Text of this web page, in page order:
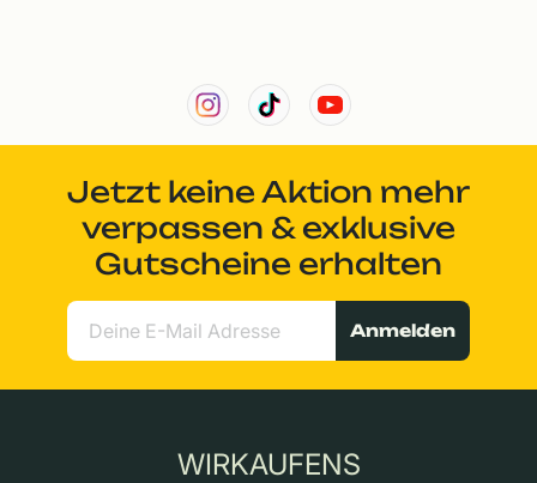
Jetzt keine Aktion mehr
verpassen & exklusive
Gutscheine erhalten
Anmelden
WIRKAUFENS